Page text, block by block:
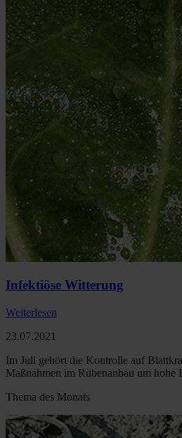
Infektiöse Witterung
Weiterlesen
23.07.2021
Im Juli gehört die Kontrolle auf
Maßnahmen im Rübenanbau um hohe
Thema des Monats